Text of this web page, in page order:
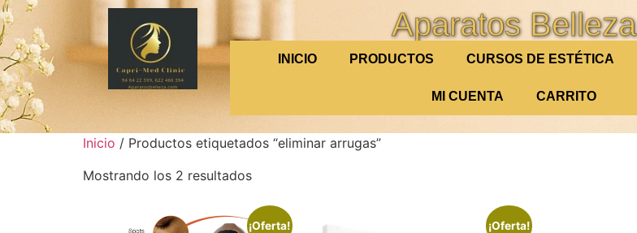
Aparatos Belleza
INICIO PRODUCTOS CURSOS DE ESTÉTICA
MI CUENTA CARRITO
Inicio / Productos etiquetados “eliminar arrugas”
Mostrando los 2 resultados
¡Oferta! ¡Oferta!